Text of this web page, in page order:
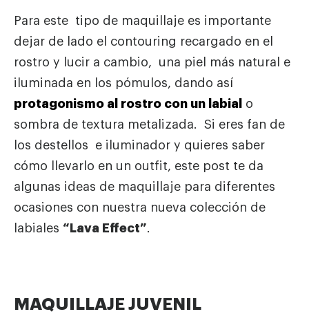
Para este tipo de maquillaje es importante
dejar de lado el contouring recargado en el
rostro y lucir a cambio, una piel más natural e
iluminada en los pómulos, dando así
protagonismo al rostro con un labial
o
sombra de textura metalizada. Si eres fan de
los destellos e iluminador y quieres saber
cómo llevarlo en un outfit, este post te da
algunas ideas de maquillaje para diferentes
ocasiones con nuestra nueva colección de
labiales “Lava Effect”.
MAQUILLAJE JUVENIL